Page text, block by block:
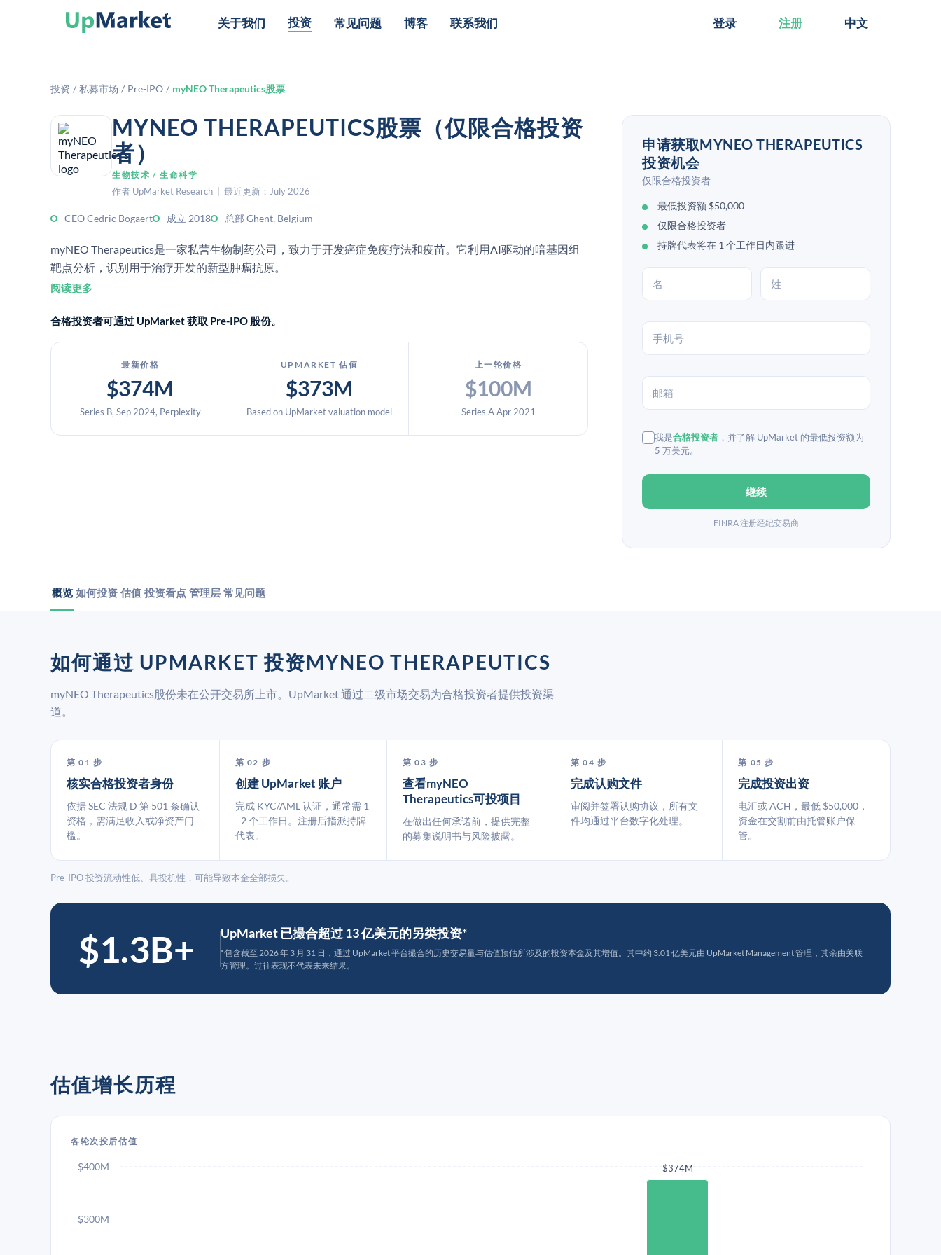
关于我们 投资 常见问题 博客 联系我们 登录 注册 中文
投资 / 私募市场 / Pre-IPO / myNEO Therapeutics股票
MYNEO THERAPEUTICS股票（仅限合格投资
者）
生物技术 / 生命科学
作者 UpMarket Research | 最近更新：July 2026
CEO Cedric Bogaert 成立 2018 总部 Ghent, Belgium
myNEO Therapeutics是一家私营生物制药公司，致力于开发癌症免疫疗法和疫苗。它利用AI驱动的暗基因组
靶点分析，识别用于治疗开发的新型肿瘤抗原。
阅读更多
合格投资者可通过 UpMarket 获取 Pre-IPO 股份。
最新价格
$374M
Series B, Sep 2024, Perplexity
UPMARKET 估值
$373M
Based on UpMarket valuation model
上一轮价格
$100M
Series A Apr 2021
申请获取MYNEO THERAPEUTICS
投资机会
仅限合格投资者
最低投资额 $50,000
仅限合格投资者
持牌代表将在 1 个工作日内跟进
我是合格投资者 ，并了解 UpMarket 的最低投资额为
5 万美元。
继续
FINRA 注册经纪交易商
概览 如何投资 估值 投资看点 管理层 常见问题
如何通过 UPMARKET 投资MYNEO THERAPEUTICS
myNEO Therapeutics股份未在公开交易所上市。UpMarket 通过二级市场交易为合格投资者提供投资渠
道。
第 01 步
核实合格投资者身份
依据 SEC 法规 D 第 501 条确认
资格，需满足收入或净资产门
槛。
第 02 步
创建 UpMarket 账户
完成 KYC/AML 认证，通常需 1
–2 个工作日。注册后指派持牌
代表。
第 03 步
查看myNEO
Therapeutics可投项目
在做出任何承诺前，提供完整
的募集说明书与风险披露。
第 04 步
完成认购文件
审阅并签署认购协议，所有文
件均通过平台数字化处理。
第 05 步
完成投资出资
电汇或 ACH，最低 $50,000，
资金在交割前由托管账户保
管。
Pre-IPO 投资流动性低、具投机性，可能导致本金全部损失。
$1.3B+ UpMarket 已撮合超过 13 亿美元的另类投资*
*包含截至 2026 年 3 月 31 日，通过 UpMarket 平台撮合的历史交易量与估值预估所涉及的投资本金及其增值。其中约 3.01 亿美元由 UpMarket Management 管理，其余由关联
方管理。过往表现不代表未来结果。
估值增长历程
各轮次投后估值
$374M
$300M
$400M